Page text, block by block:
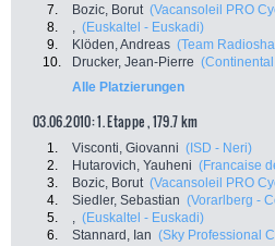
7.
Bozic, Borut (Vacansoleil PRO
8.
, (Euskaltel - Euskadi)
9.
Klöden, Andreas (Team
10.
Drucker, Jean-Pierre
Alle Platzierungen
03.06.2010: 1. Etappe , 179.7 km
1. Visconti, Giovanni (ISD - Neri)
2.
Hutarovich, Yauheni (Francaise
3.
Bozic, Borut (Vacansoleil PRO
4.
Siedler, Sebastian (Vorarlberg -
5.
, (Euskaltel - Euskadi)
6.
Stannard, Ian (Sky Professional
Facebook
Twitter